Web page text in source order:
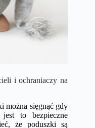
i ochraniaczy na
można sięgnąć gdy
to bezpieczne
że poduszki są